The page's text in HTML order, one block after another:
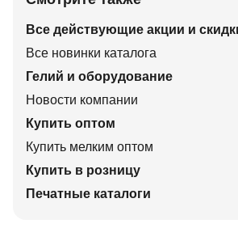
Все действующие акции и
Все новинки каталога
Гелий и оборудование
Новости компании
Купить оптом
Купить мелким оптом
Купить в розницу
Печатные каталоги